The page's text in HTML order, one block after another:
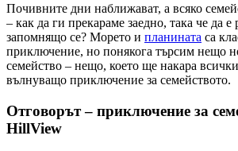
Почивните дни наближават, а всяко
– как да ги прекараме заедно, така че да е
запомнящо се? Морето и планината са
приключение, но понякога търсим нещо
семейство – нещо, което ще накара
вълнуващо приключение за семейството.
Отговорът – приключение за
HillView